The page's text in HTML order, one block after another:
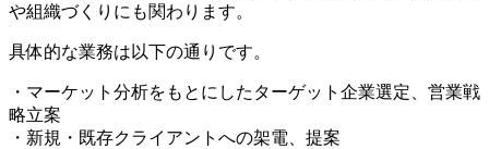
や組織づくりにも関わります。
具体的な業務は以下の通りです。
・マーケット分析をもとにしたターゲット企業選定、営業戦
略立案
・新規・既存クライアントへの架電、提案